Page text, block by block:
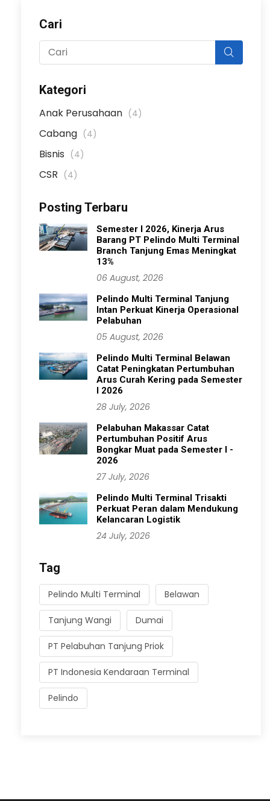
Cari
Kategori
Anak Perusahaan (4)
Cabang (4)
Bisnis (4)
CSR (4)
Posting Terbaru
Semester I 2026, Kinerja Arus
Barang PT Pelindo Multi Terminal
Branch Tanjung Emas Meningkat
13%
06 August, 2026
Pelindo Multi Terminal Tanjung
Intan Perkuat Kinerja Operasional
Pelabuhan
05 August, 2026
Pelindo Multi Terminal Belawan
Catat Peningkatan Pertumbuhan
Arus Curah Kering pada Semester
I 2026
28 July, 2026
Pelabuhan Makassar Catat
Pertumbuhan Positif Arus
Bongkar Muat pada Semester I -
2026
27 July, 2026
Pelindo Multi Terminal Trisakti
Perkuat Peran dalam Mendukung
Kelancaran Logistik
24 July, 2026
Tag
Pelindo Multi Terminal Belawan
Tanjung Wangi Dumai
PT Pelabuhan Tanjung Priok
PT Indonesia Kendaraan Terminal
Pelindo